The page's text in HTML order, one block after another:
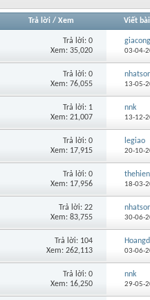
Trả lời/ Xem Viết
Trả lời: 0
Xem: 35,020
03-04-
Trả lời: 0
Xem: 76,055
13-05-
Trả lời: 1
Xem: 21,007
nnk
13-12-
Trả lời: 0
Xem: 17,915
legiao
20-10-
Trả lời: 0
Xem: 17,956
18-03-
Trả lời: 22
Xem: 83,755
30-06-
Trả lời: 104
Xem: 262,113
03-06-
Trả lời: 0
Xem: 16,250
nnk
29-05-